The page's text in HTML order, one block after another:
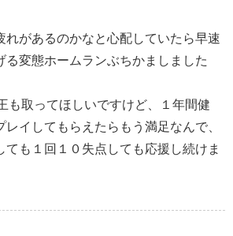
れがあるのかなと心配していたら早速
る変態ホームランぶちかましました
も取ってほしいですけど、１年間健
レイしてもらえたらもう満足なんで、
ても１回１０失点しても応援し続けま